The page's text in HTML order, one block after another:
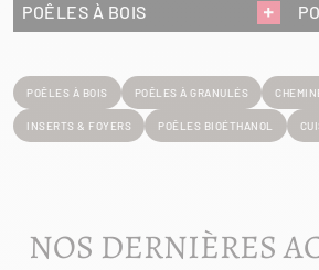
POÊLES À BOIS
POÊLES À BOIS POÊLES À GRANULÉS
INSERTS & FOYERS POÊLES BIOÉTHANOL
NOS DERNIÈRES